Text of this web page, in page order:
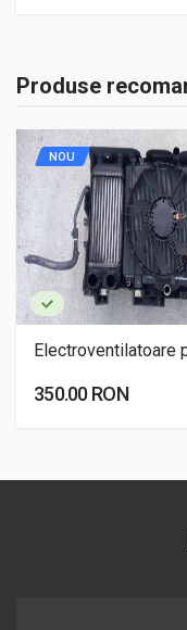
Produse
NOU
Electroventilatoare
350.00 RON